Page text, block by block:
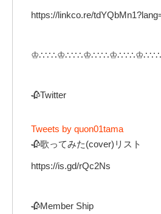
https://linkco.re/
🥀Twitter
Tweets by quon01tama
🥀歌ってみた(cover)リスト
https://is.gd/rQc2Ns
🥀Member Ship